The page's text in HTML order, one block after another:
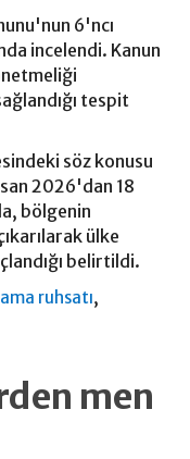
6'ncı
incelendi. Kanun
tespit
söz konusu
2026'dan 18
bölgenin
ülke
belirtildi.
ruhsatı,
men